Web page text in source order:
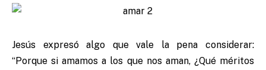
Jesús expresó algo que vale la pena considerar:
“Porque si amamos a los que nos aman, ¿Qué méritos